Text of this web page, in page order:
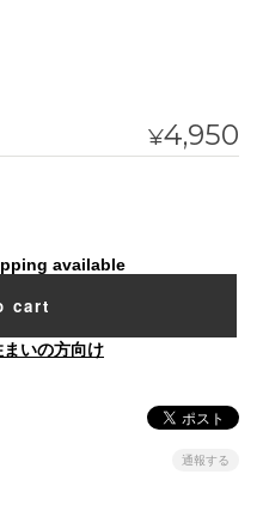
¥4,950
available
cart
まいの方向け
通報する